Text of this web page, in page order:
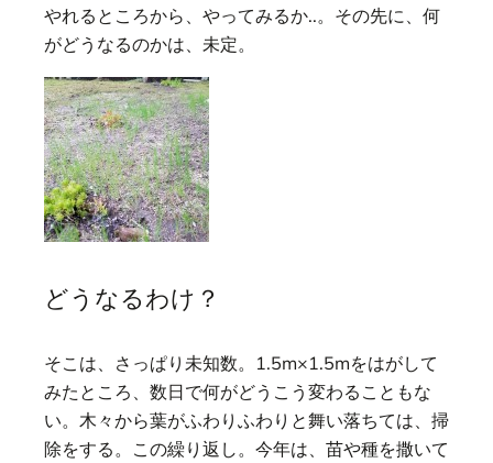
やれるところから、やってみるか..。その先に、何
がどうなるのかは、未定。
どうなるわけ？
そこは、さっぱり未知数。1.5m×1.5mをはがして
みたところ、数日で何がどうこう変わることもな
い。木々から葉がふわりふわりと舞い落ちては、掃
除をする。この繰り返し。今年は、苗や種を撒いて